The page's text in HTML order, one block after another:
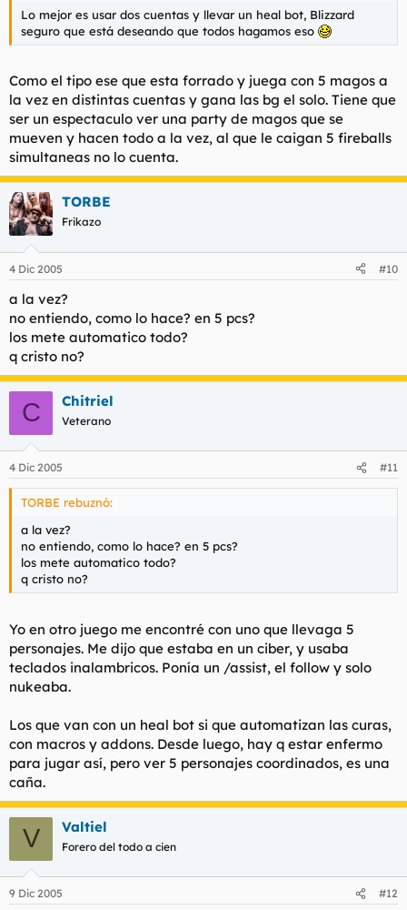
Lo mejor es usar dos cuentas y llevar un heal bot, Blizzard
seguro que está deseando que todos hagamos eso
Como el tipo ese que esta forrado y juega con 5 magos a
la vez en distintas cuentas y gana las bg el solo. Tiene que
ser un espectaculo ver una party de magos que se
mueven y hacen todo a la vez, al que le caigan 5 fireballs
simultaneas no lo cuenta.
TORBE
Frikazo
4 Dic 2005 #10
a la vez?
no entiendo, como lo hace? en 5 pcs?
los mete automatico todo?
q cristo no?
C Chitriel
Veterano
4 Dic 2005 #11
TORBE rebuznó:
a la vez?
no entiendo, como lo hace? en 5 pcs?
los mete automatico todo?
q cristo no?
Yo en otro juego me encontré con uno que llevaga 5
personajes. Me dijo que estaba en un ciber, y usaba
teclados inalambricos. Ponía un /assist, el follow y solo
nukeaba.
Los que van con un heal bot si que automatizan las curas,
con macros y addons. Desde luego, hay q estar enfermo
para jugar así, pero ver 5 personajes coordinados, es una
caña.
V Valtiel
Forero del todo a cien
9 Dic 2005 #12